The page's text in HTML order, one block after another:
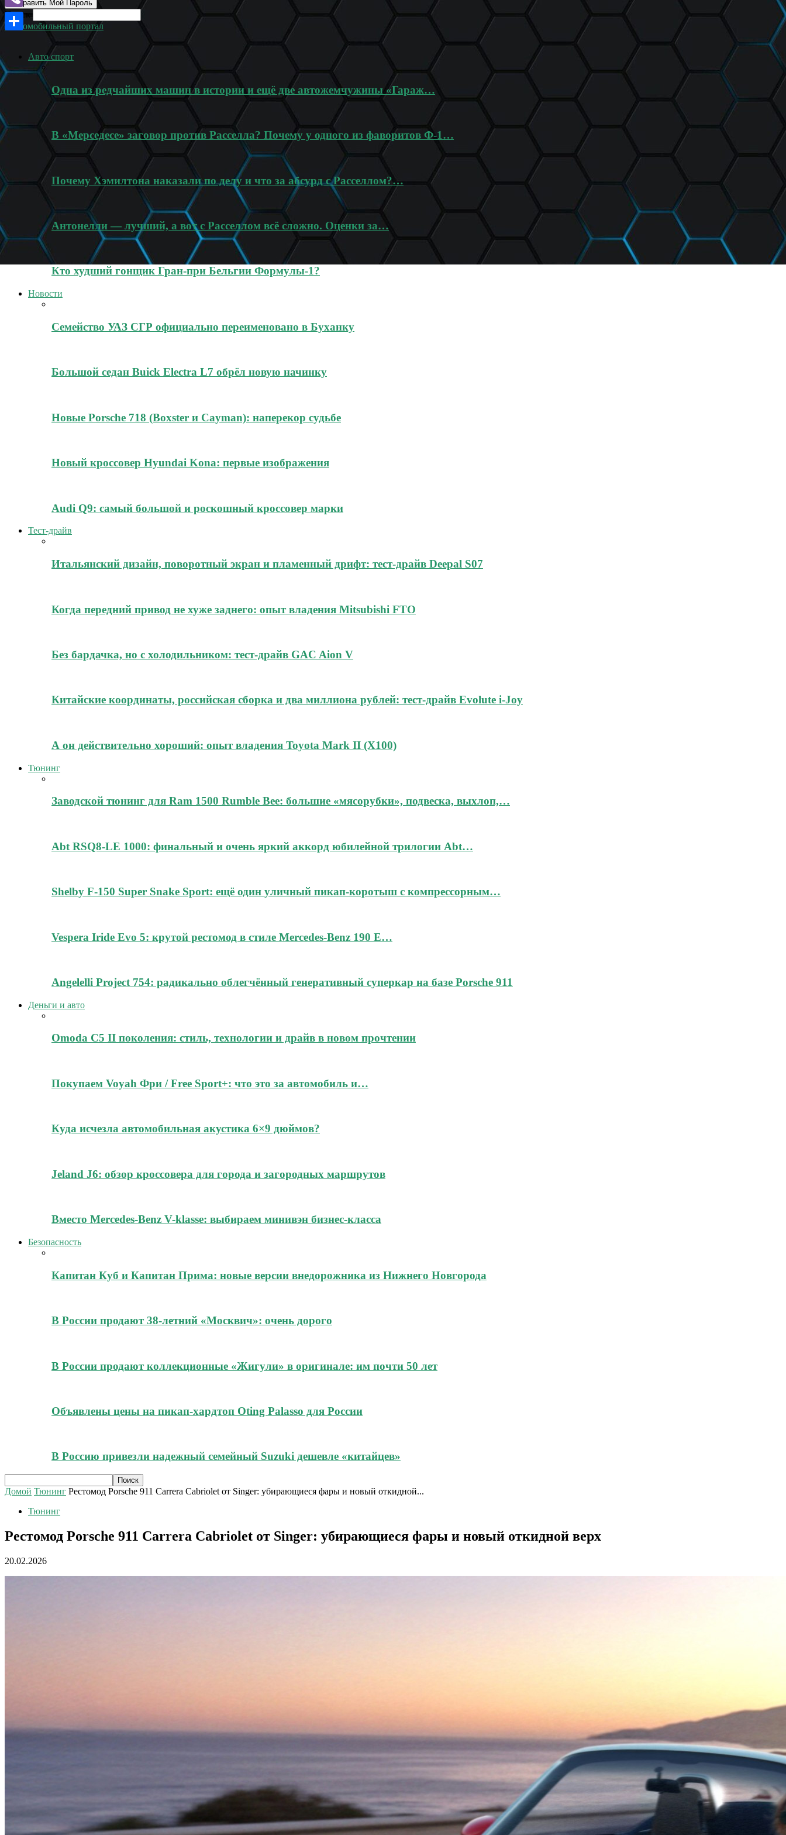
Поиск
Автомобильный портал
Авто спорт
Одна из редчайших машин в истории и ещё две автожемчужины «Гараж…
В «Мерседесе» заговор против Расселла? Почему у одного из фаворитов Ф-1…
Почему Хэмилтона наказали по делу и что за абсурд с Расселлом?…
Антонелли — лучший, а вот с Расселлом всё сложно. Оценки за…
Кто худший гонщик Гран-при Бельгии Формулы-1?
Новости
Семейство УАЗ СГР официально переименовано в Буханку
Большой седан Buick Electra L7 обрёл новую начинку
Новые Porsche 718 (Boxster и Cayman): наперекор судьбе
Новый кроссовер Hyundai Kona: первые изображения
Audi Q9: самый большой и роскошный кроссовер марки
Тест-драйв
Итальянский дизайн, поворотный экран и пламенный дрифт: тест-драйв Deepal S07
Когда передний привод не хуже заднего: опыт владения Mitsubishi FTO
Без бардачка, но с холодильником: тест-драйв GAC Aion V
Китайские координаты, российская сборка и два миллиона рублей: тест-драйв Evolute i-Joy
А он действительно хороший: опыт владения Toyota Mark II (Х100)
Тюнинг
Заводской тюнинг для Ram 1500 Rumble Bee: большие «мясорубки», подвеска, выхлоп,…
Abt RSQ8-LE 1000: финальный и очень яркий аккорд юбилейной трилогии Abt…
Shelby F-150 Super Snake Sport: ещё один уличный пикап-коротыш с компрессорным…
Vespera Iride Evo 5: крутой рестомод в стиле Mercedes-Benz 190 E…
Angelelli Project 754: радикально облегчённый генеративный суперкар на базе Porsche 911
Деньги и авто
Omoda C5 II поколения: стиль, технологии и драйв в новом прочтении
Покупаем Voyah Фри / Free Sport+: что это за автомобиль и…
Куда исчезла автомобильная акустика 6×9 дюймов?
Jeland J6: обзор кроссовера для города и загородных маршрутов
Вместо Mercedes-Benz V-klasse: выбираем минивэн бизнес-класса
Безопасность
Капитан Куб и Капитан Прима: новые версии внедорожника из Нижнего Новгорода
В России продают 38-летний «Москвич»: очень дорого
В России продают коллекционные «Жигули» в оригинале: им почти 50 лет
Объявлены цены на пикап-хардтоп Oting Palasso для России
В Россию привезли надежный семейный Suzuki дешевле «китайцев»
Домой Тюнинг Рестомод Porsche 911 Carrera Cabriolet от Singer: убирающиеся фары и новый откидной...
Тюнинг
Рестомод Porsche 911 Carrera Cabriolet от Singer: убирающиеся фары и новый откидной верх
20.02.2026
Viber